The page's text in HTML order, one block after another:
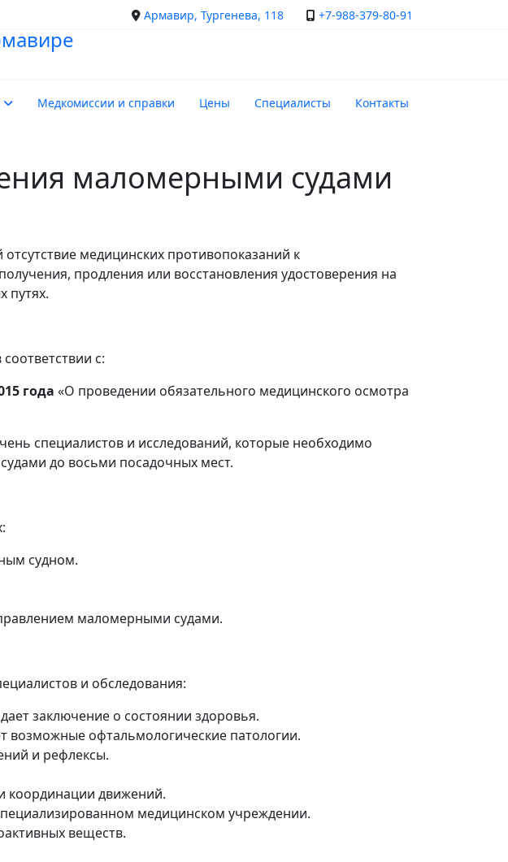
Армавир, Тургенева, 118 +7-988-379-80-91
Медкомиссии и справки Цены Специалисты Контакты
маломерными судами
медицинских противопоказаний к
продления или восстановления удостоверения на
путях.
с:
года «О проведении обязательного медицинского осмотра
специалистов и исследований, которые необходимо
до восьми посадочных мест.
судном.
маломерными судами.
и обследования:
заключение о состоянии здоровья.
возможные офтальмологические патологии.
и рефлексы.
координации движений.
медицинском учреждении.
веществ.